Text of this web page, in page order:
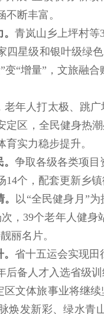
断丰富。
青岚山乡上坪村等
四星级和银叶级绿
变“增量”，文旅融
老年人打太极、跳
区，全民健身热潮
实力稳步提升。
争取各级各类项目
14个，配套更新乡
以“全民健身月”
，39个老年人健
丽名片。
省十五运会实现田
后备人才入选省级
区文体旅事业将继
焕发新彩、绿水青